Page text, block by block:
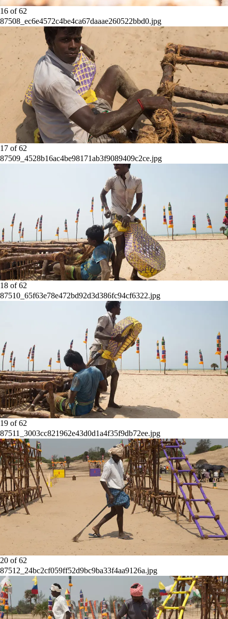
16 of62
87508_ec6e4572c4be4ca67daaae260522bbd0.jpg
17 of62
87509_4528b16ac4be98171ab3f9089409c2ce.jpg
18 of62
87510_65f63e78e472bd92d3d386fc94cf6322.jpg
19 of62
87511_3003cc821962e43d0d1a4f35f9db72ee.jpg
20 of62
87512_24bc2cf059ff52d9bc9ba33f4aa9126a.jpg